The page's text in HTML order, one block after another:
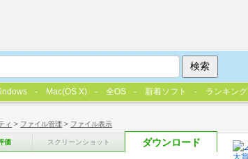
ィ > ファイル管理 > ファイル表示
価 スクリーンショット ダウンロード
Mac(OS X) 全OS 新着ソフト ランキング